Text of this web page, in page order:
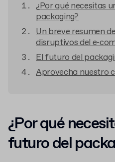
¿Por qué necesitas
packaging?
Un breve resumen
disruptivos del e-
El futuro del
Aprovecha nuestro
¿Por qué
futuro del